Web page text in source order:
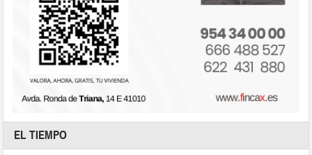
EL TIEMPO